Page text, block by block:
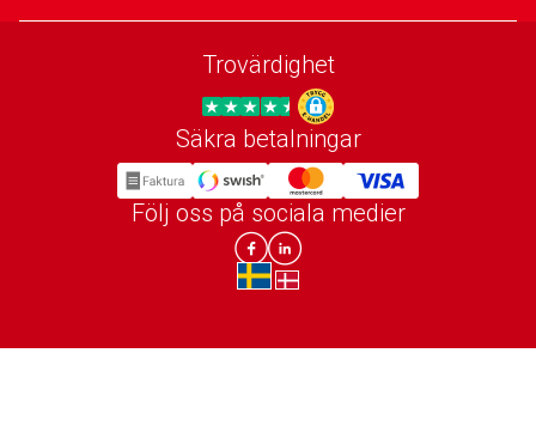
Trovärdighet
Trygg E-handel
Säkra betalningar
Följ oss på sociala medier
Lomax DK Facebook
Lomax SE LinkIn
sv-SEda-DK